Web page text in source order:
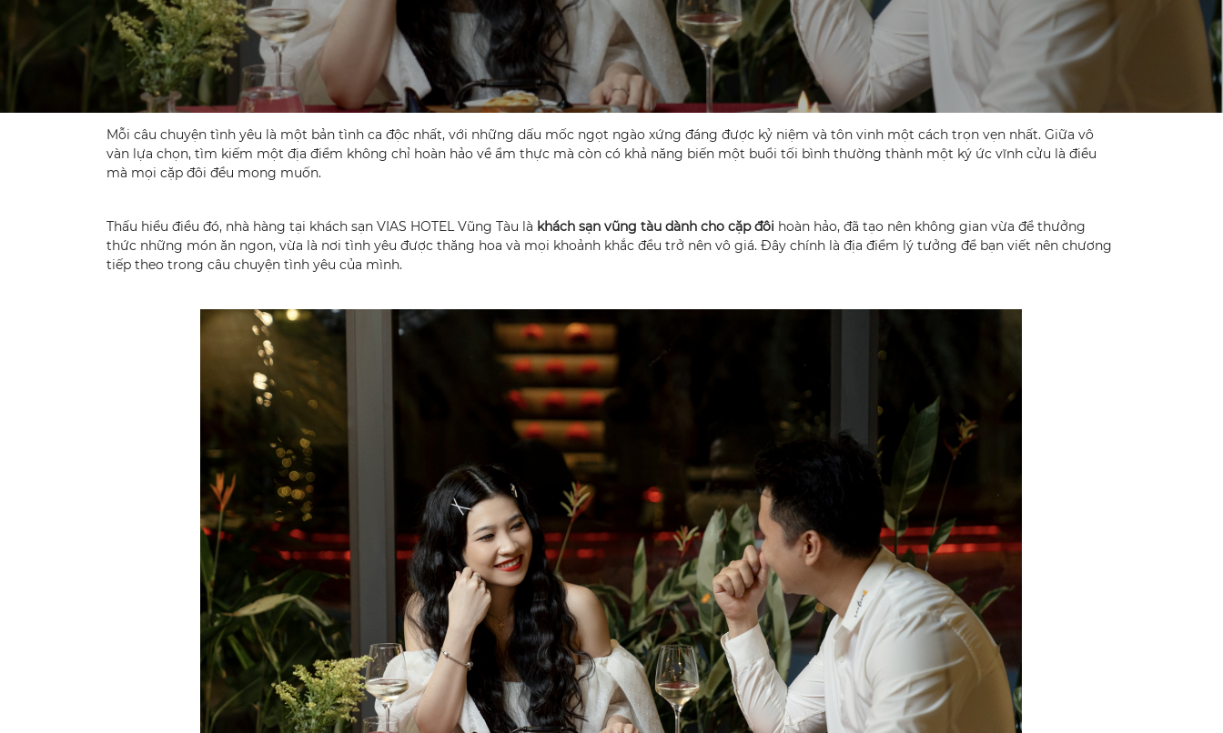
Mỗi câu chuyện tình yêu là một bản tình ca độc nhất, với những dấu mốc ngọt ngào xứng đáng được kỷ niệm và tôn vinh một cách trọn vẹn nhất. Giữa vô
vàn lựa chọn, tìm kiếm một địa điểm không chỉ hoàn hảo về ẩm thực mà còn có khả năng biến một buổi tối bình thường thành một ký ức vĩnh cửu là điều
mà mọi cặp đôi đều mong muốn.
Thấu hiểu điều đó, nhà hàng tại khách sạn VIAS HOTEL Vũng Tàu là khách sạn vũng tàu dành cho cặp đôi hoàn hảo, đã tạo nên không gian vừa để thưởng
thức những món ăn ngon, vừa là nơi tình yêu được thăng hoa và mọi khoảnh khắc đều trở nên vô giá. Đây chính là địa điểm lý tưởng để bạn viết nên chương
tiếp theo trong câu chuyện tình yêu của mình.